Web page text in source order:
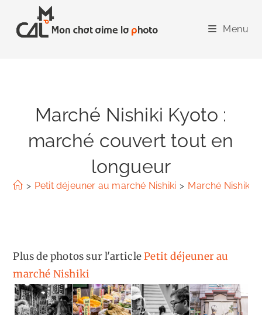
content
Menu
Marché Nishiki Kyoto :
marché couvert tout en
longueur
> Petit déjeuner au marché Nishiki > Marché Nishiki
Plus de photos sur l'articlePetit déjeuner au
marché Nishiki